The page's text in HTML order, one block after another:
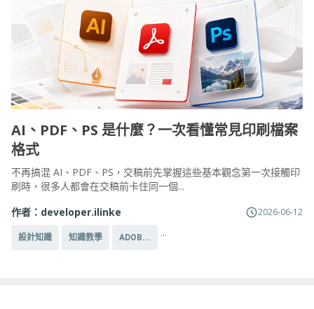
AI、PDF、PS 是什麼？一次看懂常見印刷檔案
格式
不再搞混 AI、PDF、PS，交稿前先掌握這些基本觀念第一次接觸印
刷時，很多人都會在交稿前卡住同一個...
作者： developer.ilinke 2026-06-12
設計知識 知識教學 ADOB... ...